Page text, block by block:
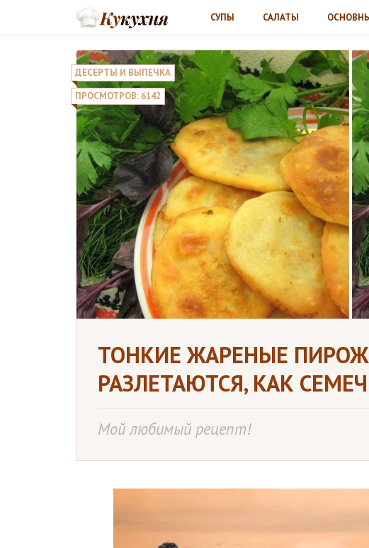
СУПЫ САЛАТЫ
ДЕСЕРТЫ И ВЫПЕЧКА
ПРОСМОТРОВ: 6142
ТОНКИЕ ЖАРЕНЫЕ
РАЗЛЕТАЮТСЯ, КАК
Мой любимый рецепт!